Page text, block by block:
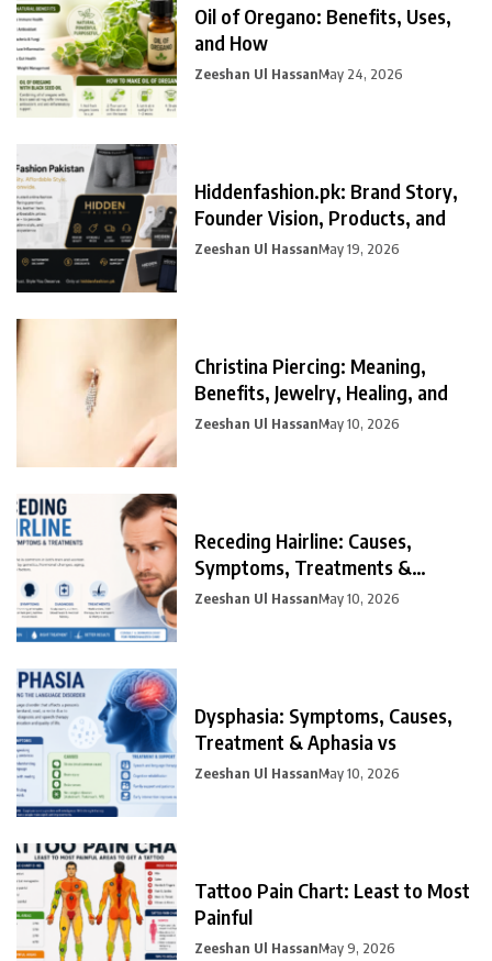
Oil of Oregano: Benefits, Uses,
and How
Zeeshan Ul HassanMay 24, 2026
Hiddenfashion.pk: Brand Story,
Founder Vision, Products, and
Zeeshan Ul HassanMay 19, 2026
Christina Piercing: Meaning,
Benefits, Jewelry, Healing, and
Zeeshan Ul HassanMay 10, 2026
Receding Hairline: Causes,
Symptoms, Treatments &
Prevention
Zeeshan Ul HassanMay 10, 2026
Dysphasia: Symptoms, Causes,
Treatment & Aphasia vs
Zeeshan Ul HassanMay 10, 2026
Tattoo Pain Chart: Least to Most
Painful
Zeeshan Ul HassanMay 9, 2026